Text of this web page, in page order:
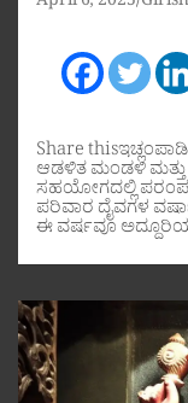
Share
ಆಡಳಿತ ಮಂಡಳಿ ಮತ್ತು
ಸಹಯೋಗದಲ್ಲಿ
ಪರಿವಾರ ದೈವಗಳ
ಈ ವರ್ಷವೂ